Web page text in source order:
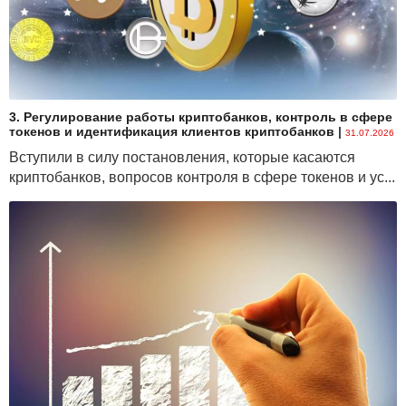
3. Регулирование работы криптобанков, контроль в сфере
токенов и идентификация клиентов криптобанков | 31.07.2026
Вступили в силу постановления, которые касаются
криптобанков, вопросов контроля в сфере токенов и ус...